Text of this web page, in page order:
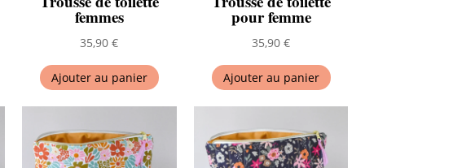
femmes
35,90€
Ajouter au panier
pour femme
35,90€
Ajouter au panier